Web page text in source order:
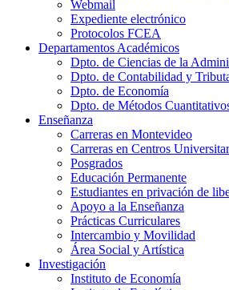
Webmail
Expediente electrónico
Protocolos FCEA
Departamentos Académicos
Dpto. de Ciencias de la
Dpto. de Contabilidad y
Dpto. de Economía
Dpto. de Métodos
Enseñanza
Carreras en Montevideo
Carreras en Centros
Posgrados
Educación Permanente
Estudiantes en privación de
Apoyo a la Enseñanza
Prácticas Curriculares
Intercambio y Movilidad
Área Social y Artística
Investigación
Instituto de Economía